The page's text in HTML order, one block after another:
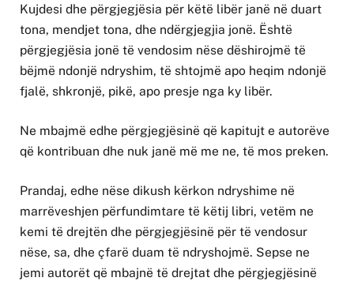
Kujdesi dhe përgjegjësia për këtë libër janë në duart
tona, mendjet tona, dhe ndërgjegjia jonë. Është
përgjegjësia jonë të vendosim nëse dëshirojmë të
bëjmë ndonjë ndryshim, të shtojmë apo heqim ndonjë
fjalë, shkronjë, pikë, apo presje nga ky libër.
Ne mbajmë edhe përgjegjësinë që kapitujt e autorëve
që kontribuan dhe nuk janë më me ne, të mos preken.
Prandaj, edhe nëse dikush kërkon ndryshime në
marrëveshjen përfundimtare të këtij libri, vetëm ne
kemi të drejtën dhe përgjegjësinë për të vendosur
nëse, sa, dhe çfarë duam të ndryshojmë. Sepse ne
jemi autorët që mbajnë të drejtat dhe përgjegjësinë